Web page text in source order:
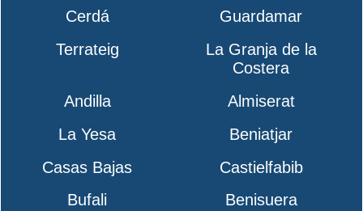
Cerdá
Guardamar
Terrateig
La Granja de la
Costera
Andilla
Almiserat
La Yesa
Beniatjar
Casas Bajas
Castielfabib
Bufali
Benisuera